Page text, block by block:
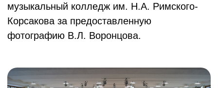
музыкальный колледж им. Н.А. Римского-
Корсакова за предоставленную
фотографию В.Л. Воронцова.